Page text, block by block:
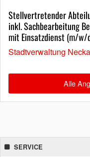
Stellvertretender
inkl. Sachbearbeitung
mit Einsatzdienst (m/w/
Stadtverwaltung
Alle
SERVICE